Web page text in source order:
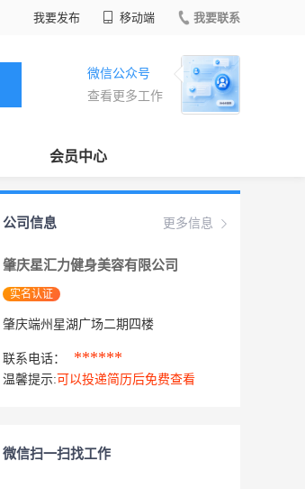
我要发布 移动端 我要联系
微信公众号
查看更多工作
会员中心
更多信息
公司信息
肇庆星汇力健身美容有限公司
实名认证
肇庆端州星湖广场二期四楼
联系电话： ******
温馨提示: 可以投递简历后免费查看
微信扫一扫找工作